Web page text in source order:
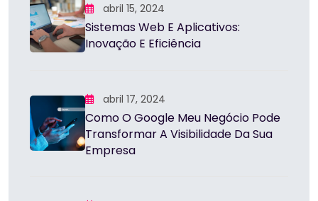
abril 15, 2024
Sistemas Web E Aplicativos:
Inovação E Eficiência
abril 17, 2024
Como O Google Meu Negócio Pode
Transformar A Visibilidade Da Sua
Empresa